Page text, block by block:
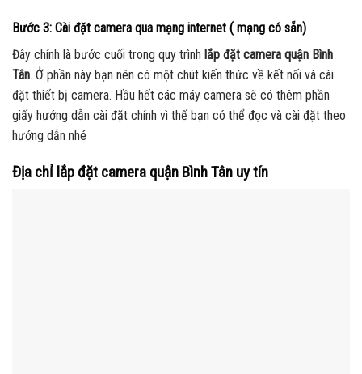
Bước 3: Cài đặt camera qua mạng internet ( mạng có sẵn)
Đây chính là bước cuối trong quy trình lắp đặt camera quận Bình
Tân. Ở phần này bạn nên có một chút kiến thức về kết nối và cài
đặt thiết bị camera. Hầu hết các máy camera sẽ có thêm phần
giấy hướng dẫn cài đặt chính vì thế bạn có thể đọc và cài đặt theo
hướng dẫn nhé
Địa chỉ lắp đặt camera quận Bình Tân uy tín